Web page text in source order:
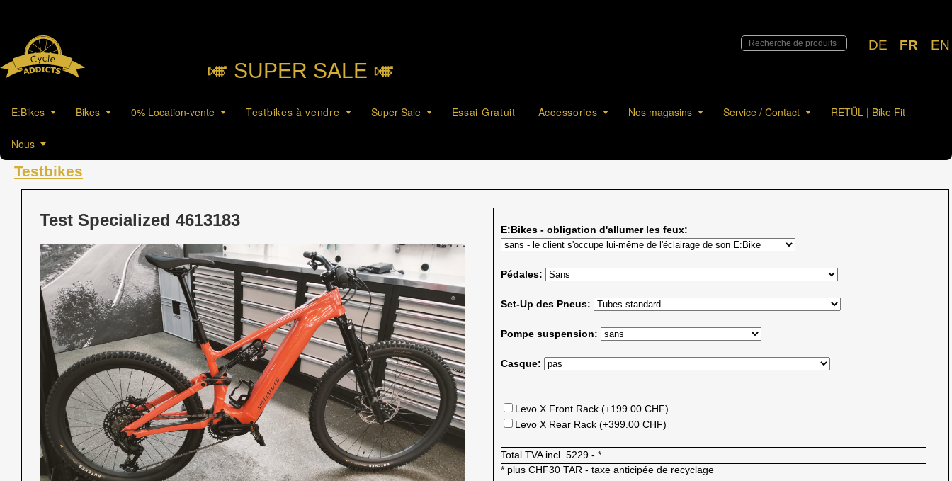
DE FR EN
🎺︎ SUPER SALE 🎺︎
E:Bikes Bikes 0% Location-vente Testbikes à vendre Super Sale Essai Gratuit Accessories Nos magasins Service / Contact RETÜL | Bike Fit
Nous
Testbikes
Test Specialized 4613183 E:Bikes - obligation d'allumer les feux:
Pédales:
Set-Up des Pneus:
Pompe suspension:
Casque:
Levo X Front Rack (+199.00 CHF)
Levo X Rear Rack (+399.00 CHF)
Total TVA incl. 5229.- *
* plus CHF30 TAR - taxe anticipée de recyclage